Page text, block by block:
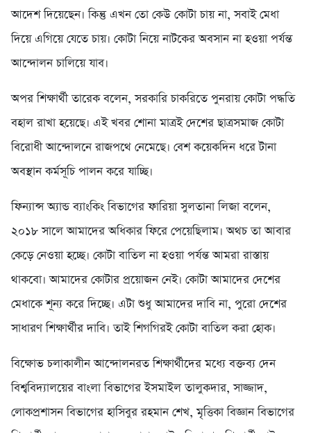
আদেশ দিয়েছেন। কিন্তু এখন তো কেউ কোটা চায় না, সবাই মেধা
দিয়ে এগিয়ে যেতে চায়। কোটা নিয়ে নাটকের অবসান না হওয়া পর্যন্ত
আন্দোলন চালিয়ে যাব।
অপর শিক্ষার্থী তারেক বলেন, সরকারি চাকরিতে পুনরায় কোটা পদ্ধতি
বহাল রাখা হয়েছে। এই খবর শোনা মাত্রই দেশের ছাত্রসমাজ কোটা
বিরোধী আন্দোলনে রাজপথে নেমেছে। বেশ কয়েকদিন ধরে টানা
অবস্থান কর্মসূচি পালন করে যাচ্ছি।
ফিন্যান্স অ্যান্ড ব্যাংকিং বিভাগের ফারিয়া সুলতানা লিজা বলেন,
২০১৮ সালে আমাদের অধিকার ফিরে পেয়েছিলাম। অথচ তা আবার
কেড়ে নেওয়া হচ্ছে। কোটা বাতিল না হওয়া পর্যন্ত আমরা রাস্তায়
থাকবো। আমাদের কোটার প্রয়োজন নেই। কোটা আমাদের দেশের
মেধাকে শূন্য করে দিচ্ছে। এটা শুধু আমাদের দাবি না, পুরো দেশের
সাধারণ শিক্ষার্থীর দাবি। তাই শিগগিরই কোটা বাতিল করা হোক।
বিক্ষোভ চলাকালীন আন্দোলনরত শিক্ষার্থীদের মধ্যে বক্তব্য দেন
বিশ্ববিদ্যালয়ের বাংলা বিভাগের ইসমাইল তালুকদার, সাজ্জাদ,
লোকপ্রশাসন বিভাগের হাসিবুর রহমান শেখ, মৃত্তিকা বিজ্ঞান বিভাগের